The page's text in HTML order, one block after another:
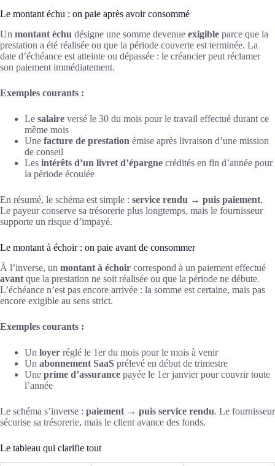
Le montant échu : on paie après avoir consommé
Un montant échu désigne une somme devenue exigible parce que la
prestation a été réalisée ou que la période couverte est terminée. La
date d’échéance est atteinte ou dépassée : le créancier peut réclamer
son paiement immédiatement.
Exemples courants :
Le salaire versé le 30 du mois pour le travail effectué durant ce
même mois
Une facture de prestation émise après livraison d’une mission
de conseil
Les intérêts d’un livret d’épargne crédités en fin d’année pour
la période écoulée
En résumé, le schéma est simple : service rendu → puis paiement.
Le payeur conserve sa trésorerie plus longtemps, mais le fournisseur
supporte un risque d’impayé.
Le montant à échoir : on paie avant de consommer
À l’inverse, un montant à échoir correspond à un paiement effectué
avant que la prestation ne soit réalisée ou que la période ne débute.
L’échéance n’est pas encore arrivée : la somme est certaine, mais pas
encore exigible au sens strict.
Exemples courants :
Un loyer réglé le 1er du mois pour le mois à venir
Un abonnement SaaS prélevé en début de trimestre
Une prime d’assurance payée le 1er janvier pour couvrir toute
l’année
Le schéma s’inverse : paiement → puis service rendu. Le fournisseur
sécurise sa trésorerie, mais le client avance des fonds.
Le tableau qui clarifie tout